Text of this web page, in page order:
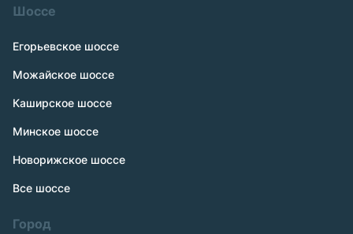
Шоссе
Егорьевское шоссе
Можайское шоссе
Каширское шоссе
Минское шоссе
Новорижское шоссе
Все шоссе
Город